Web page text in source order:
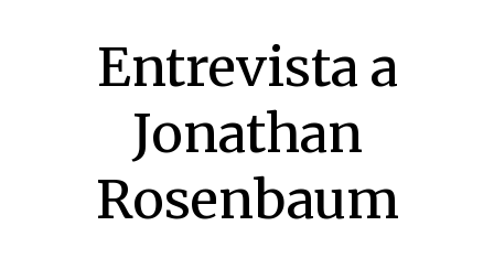
Entrevista a
Jonathan
Rosenbaum